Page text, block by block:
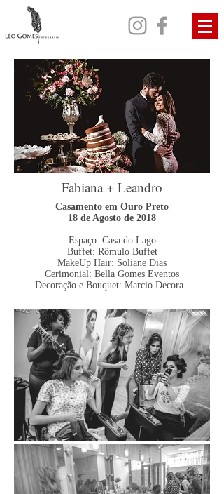
Fabiana + Leandro
Casamento em Ouro Preto
18 de Agosto de 2018
Espaço: Casa do Lago
Buffet: Rômulo Buffet
MakeUp Hair: Soliane Dias
Cerimonial: Bella Gomes Eventos
Decoração e Bouquet: Marcio Decora